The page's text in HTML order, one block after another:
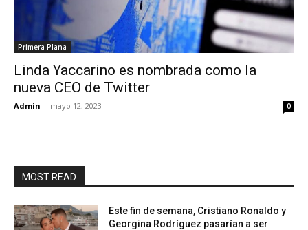
Primera Plana
Linda Yaccarino es nombrada como la
nueva CEO de Twitter
Admin - mayo 12, 2023 0
MOST READ
Este fin de semana, Cristiano Ronaldo y
Georgina Rodríguez pasarían a ser